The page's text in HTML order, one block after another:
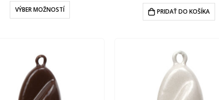
VÝBER MOŽNOSTÍ PRIDAŤ DO KOŠÍKA